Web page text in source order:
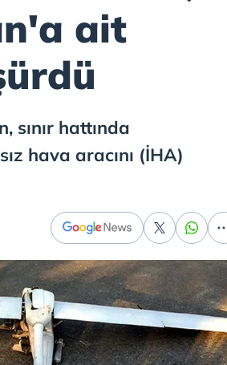
ait
sınır hattında
hava aracını (İHA)